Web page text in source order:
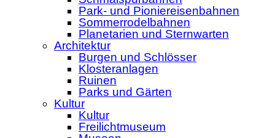
Park- und Pioniereisenbahnen
Sommerrodelbahnen
Planetarien und Sternwarten
Architektur
Burgen und Schlösser
Klosteranlagen
Ruinen
Parks und Gärten
Kultur
Kultur
Freilichtmuseum